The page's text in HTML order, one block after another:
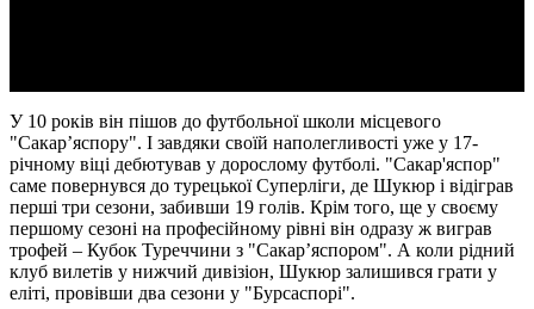
У 10 років він пішов до футбольної школи місцевого
"Сакар’яспору". І завдяки своїй наполегливості уже у 17-
річному віці дебютував у дорослому футболі. "Сакар'яспор"
саме повернувся до турецької Суперліги, де Шукюр і відіграв
перші три сезони, забивши 19 голів. Крім того, ще у своєму
першому сезоні на професійному рівні він одразу ж виграв
трофей – Кубок Туреччини з "Сакар’яспором". А коли рідний
клуб вилетів у нижчий дивізіон, Шукюр залишився грати у
еліті, провівши два сезони у "Бурсаспорі".